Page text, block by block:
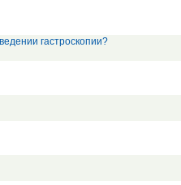
гастроскопии?